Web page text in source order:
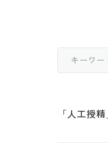
「人工授精